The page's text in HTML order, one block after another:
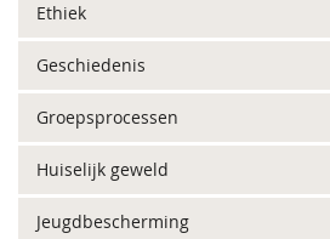
Ethiek
Geschiedenis
Groepsprocessen
Huiselijk geweld
Jeugdbescherming